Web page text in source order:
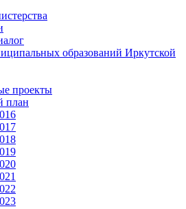
образований Иркутской
проекты
план